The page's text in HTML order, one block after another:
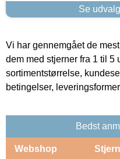
Se
Vi har gennemgået de
dem med stjerner fra 1 til 5
sortimentstørrelse,
betingelser,
Bedst
Webshop